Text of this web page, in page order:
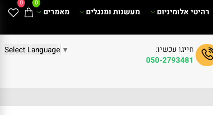
Select Language ▼
חייגו עכשיו:
050-2793481
0 0
רהיטי אלומיניום מעשנות ומנגלים מאמרים